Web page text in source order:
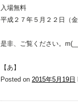
入場無料
平成２７年５月２２日（
是非、ご覧ください。
【あ】
Posted on 2015年5月19日